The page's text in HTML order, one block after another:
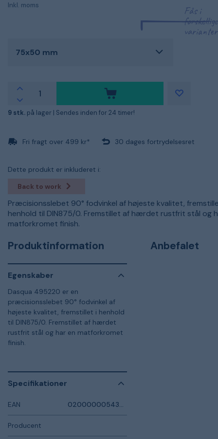
Inkl. moms
Fås i
forskellige
varianter
75x50 mm
9 stk. på lager | Sendes inden for 24 timer!
Fri fragt over 499 kr* 30 dages fortrydelsesret
Dette produkt er inkluderet i:
Back to work
Præcisionsslebet 90° fodvinkel af højeste kvalitet,
henhold til DIN875/0. Fremstillet af hærdet rustfrit stål og
matforkromet finish.
Produktinformation
Egenskaber
Dasqua 495220 er en
præcisionsslebet 90° fodvinkel af
højeste kvalitet, fremstillet i henhold
til DIN875/0. Fremstillet af hærdet
rustfrit stål og har en matforkromet
finish.
Specifikationer
EAN
Producent
Anbefalet